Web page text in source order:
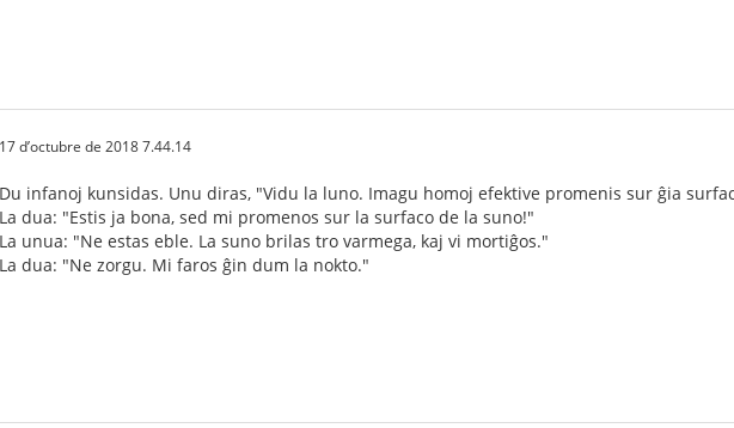
17 d’octubre de 2018 7.44.14
Du infanoj kunsidas. Unu diras, "Vidu la luno. Imagu homoj efektive promenis sur ĝia
La dua: "Estis ja bona, sed mi promenos sur la surfaco de la suno!"
La unua: "Ne estas eble. La suno brilas tro varmega, kaj vi mortiĝos."
La dua: "Ne zorgu. Mi faros ĝin dum la nokto."